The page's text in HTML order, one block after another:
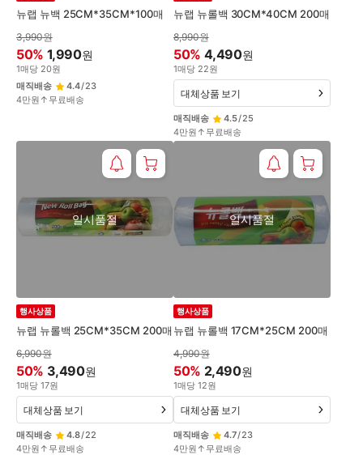
뉴랩 뉴백 25CM*35CM*100매
3,990원
50% 1,990원
1매당 20원
매직배송
4.4/23
4만원↑무료배송
뉴랩 뉴롤백 30CM*40CM 200매
8,990원
50% 4,490원
1매당 22원
매직배송 4.5/25
4만원↑무료배송
대체상품 보기
뉴랩 뉴롤백 25CM*35CM 200매
일시품절
행사상품
6,990원
50% 3,490원
1매당 17원
매직배송 4.8/22
4만원↑무료배송
대체상품 보기
뉴랩 뉴롤백 17CM*25CM 200매
일시품절
행사상품
4,990원
50% 2,490원
1매당 12원
매직배송 4.7/23
4만원↑무료배송
대체상품 보기